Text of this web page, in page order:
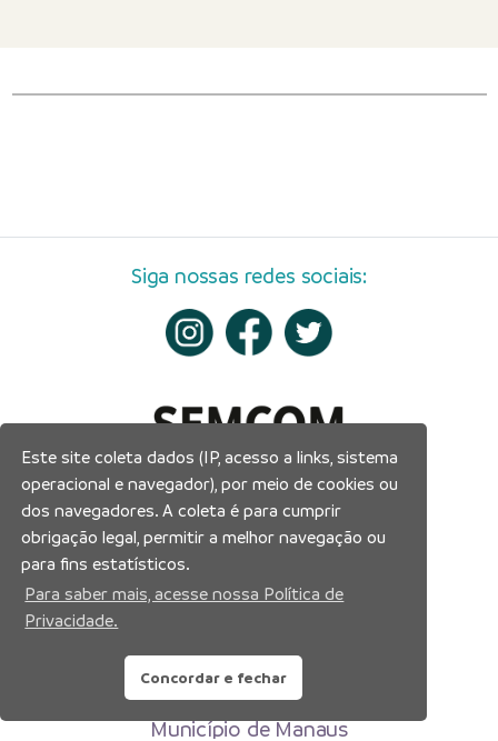
Siga nossas redes sociais:
Prefeitura Municipal de Manaus
Município de Manaus
Este site coleta dados (IP, acesso a links, sistema
operacional e navegador), por meio de cookies ou
dos navegadores. A coleta é para cumprir
obrigação legal, permitir a melhor navegação ou
para fins estatísticos.
Para saber mais, acesse nossa Política de
Privacidade.
Concordar e fechar